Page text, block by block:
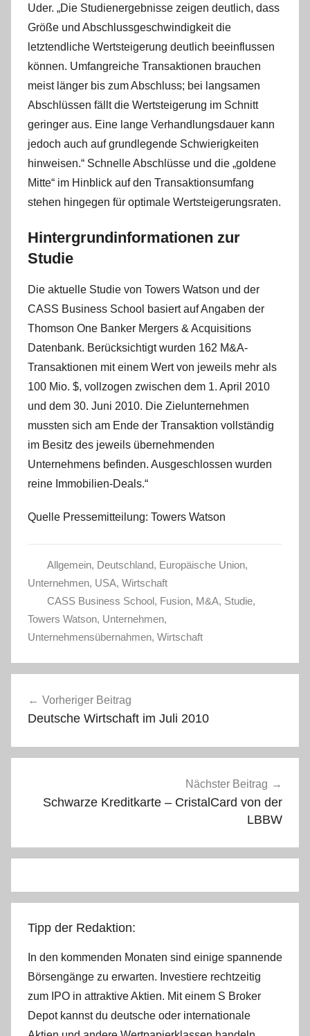
Uder. „Die Studienergebnisse zeigen deutlich, dass
Größe und Abschlussgeschwindigkeit die
letztendliche Wertsteigerung deutlich beeinflussen
können. Umfangreiche Transaktionen brauchen
meist länger bis zum Abschluss; bei langsamen
Abschlüssen fällt die Wertsteigerung im Schnitt
geringer aus. Eine lange Verhandlungsdauer kann
jedoch auch auf grundlegende Schwierigkeiten
hinweisen.“ Schnelle Abschlüsse und die „goldene
Mitte“ im Hinblick auf den Transaktionsumfang
stehen hingegen für optimale Wertsteigerungsraten.
Hintergrundinformationen zur
Studie
Die aktuelle Studie von Towers Watson und der
CASS Business School basiert auf Angaben der
Thomson One Banker Mergers & Acquisitions
Datenbank. Berücksichtigt wurden 162 M&A-
Transaktionen mit einem Wert von jeweils mehr als
100 Mio. $, vollzogen zwischen dem 1. April 2010
und dem 30. Juni 2010. Die Zielunternehmen
mussten sich am Ende der Transaktion vollständig
im Besitz des jeweils übernehmenden
Unternehmens befinden. Ausgeschlossen wurden
reine Immobilien-Deals.“
Quelle Pressemitteilung: Towers Watson
Allgemein, Deutschland, Europäische Union,
Unternehmen, USA, Wirtschaft
CASS Business School, Fusion, M&A, Studie,
Towers Watson, Unternehmen,
Unternehmensübernahmen, Wirtschaft
Vorheriger Beitrag
Deutsche Wirtschaft im Juli 2010
Nächster Beitrag
Schwarze Kreditkarte – CristalCard von der
LBBW
Tipp der Redaktion:
In den kommenden Monaten sind einige spannende
Börsengänge zu erwarten. Investiere rechtzeitig
zum IPO in attraktive Aktien. Mit einem S Broker
Depot kannst du deutsche oder internationale